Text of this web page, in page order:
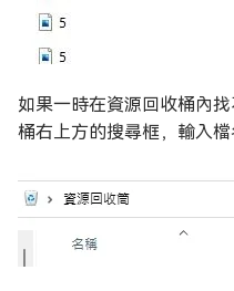
如果一時在資源回收桶內
桶右上方的搜尋框，輸入檔